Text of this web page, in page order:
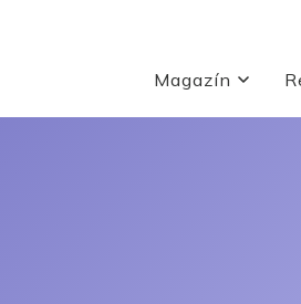
Magazín